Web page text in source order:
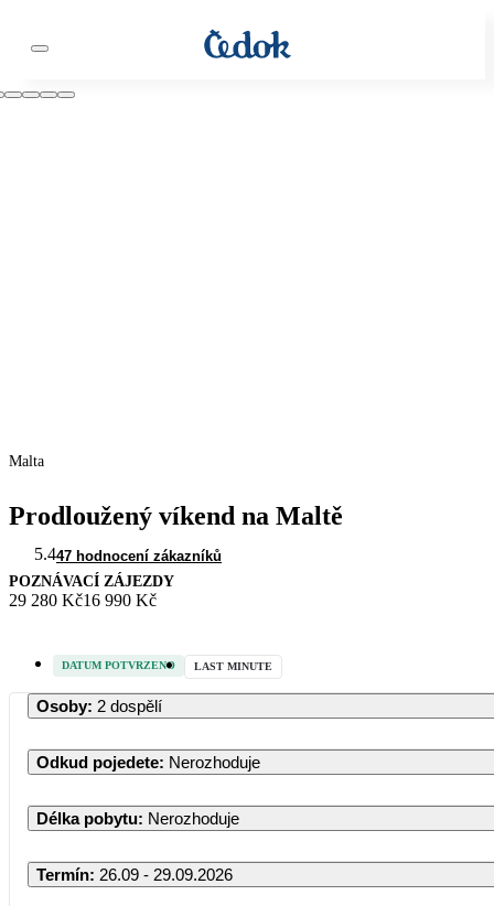
Malta
Prodloužený víkend na Maltě
5.447 hodnocení zákazníků
POZNÁVACÍ ZÁJEZDY
29 280 Kč16 990 Kč
DATUM POTVRZENO LAST MINUTE
Osoby: 2 dospělí
Odkud pojedete: Nerozhoduje
Délka pobytu: Nerozhoduje
Termín: 26.09 - 29.09.2026